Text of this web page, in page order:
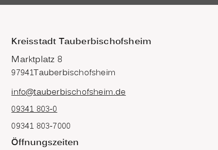
Kreisstadt Tauberbischofsheim
Marktplatz 8
97941Tauberbischofsheim
info@tauberbischofsheim.de
09341 803-0
09341 803-7000
Öffnungszeiten